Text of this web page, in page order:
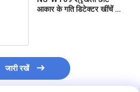
आकार के गति डिटेक्टर खींचें तार
जारी रखें